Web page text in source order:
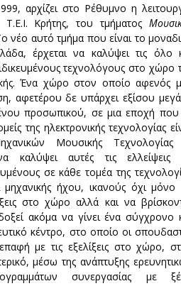
αρχίζει στο Ρέθυμνο η
Κρήτης, του τμήματος
νέο αυτό τμήμα που είναι το
έρχεται να καλύψει τις όλο
τεχνολόγους στο χώρο
Ένα χώρο στον οποίο αφενός
αφετέρου δε υπάρχει εξίσου
προσωπικού, σε μια εποχή που
της ηλεκτρονικής τεχνολογίας
Μουσικής
καλύψει αυτές τις ελλείψεις
σε κάθε τομέα της
ήχου, ικανούς όχι μόνο
στο χώρο αλλά και να
ακόμα να γίνει ένα σύγχρονο
κέντρο, στο οποίο οι
με τις εξελίξεις στο χώρο,
μέσω της ανάπτυξης
συνεργασίας με